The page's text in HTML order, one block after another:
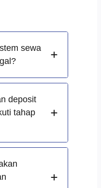
sewa
deposit
tahap